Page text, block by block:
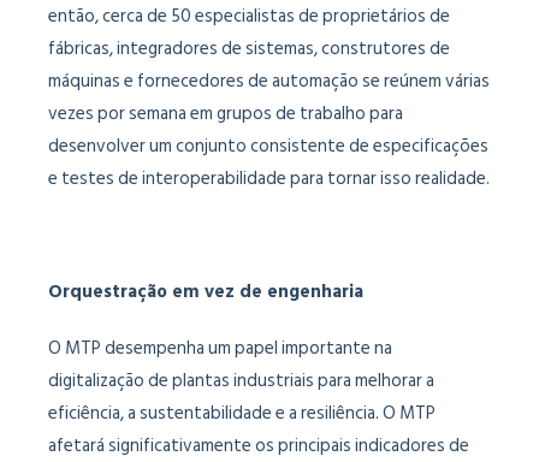
então, cerca de 50 especialistas de proprietários de
fábricas, integradores de sistemas, construtores de
máquinas e fornecedores de automação se reúnem várias
vezes por semana em grupos de trabalho para
desenvolver um conjunto consistente de especificações
e testes de interoperabilidade para tornar isso realidade.
Orquestração em vez de engenharia
O MTP desempenha um papel importante na
digitalização de plantas industriais para melhorar a
eficiência, a sustentabilidade e a resiliência. O MTP
afetará significativamente os principais indicadores de